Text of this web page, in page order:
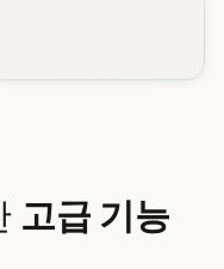
고급 기능